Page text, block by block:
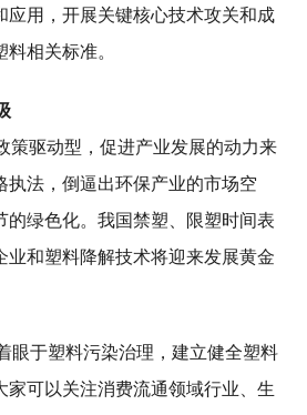
应用，开展关键核心技术攻关和成
相关标准。
策驱动型，促进产业发展的动力来
执法，倒逼出环保产业的市场空
的绿色化。我国禁塑、限塑时间表
业和塑料降解技术将迎来发展黄金
眼于塑料污染治理，建立健全塑料
家可以关注消费流通领域行业、生